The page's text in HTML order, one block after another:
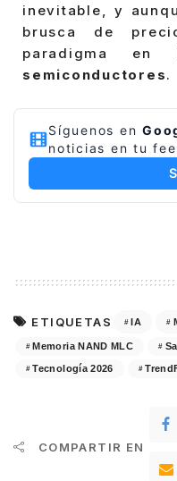
inevitable, y
brusca de
paradigma
semiconductores.
Síguenos en
noticias en tu
ETIQUETAS IA
Memoria NAND MLC
Tecnología 2026
COMPARTIR EN